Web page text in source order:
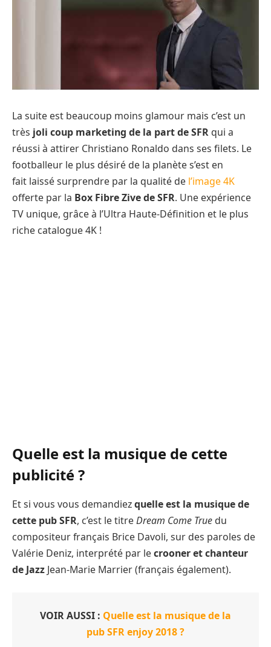
La suite est beaucoup moins glamour mais c’est un
très joli coup marketing de la part de SFR qui a
réussi à attirer Christiano Ronaldo dans ses filets. Le
footballeur le plus désiré de la planète s’est en
fait laissé surprendre par la qualité de l’image 4K
offerte par la Box Fibre Zive de SFR. Une expérience
TV unique, grâce à l’Ultra Haute-Définition et le plus
riche catalogue 4K !
Quelle est la musique de cette
publicité ?
Et si vous vous demandiezquelle est la musique de
cette pub SFR, c’est le titreDream Come True du
compositeur français Brice Davoli, sur des paroles de
Valérie Deniz, interprété par lecrooner et chanteur
de Jazz Jean-Marie Marrier (français également).
VOIR AUSSI : Quelle est la musique de la
pub SFR enjoy 2018 ?